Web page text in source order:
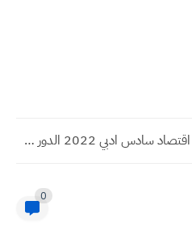
اسئلة اقتصاد سادس ادبي 2022 الدور الاول
0